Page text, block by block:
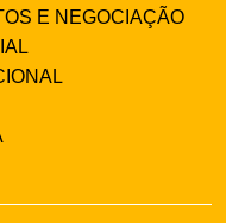
E NEGOCIAÇÃO